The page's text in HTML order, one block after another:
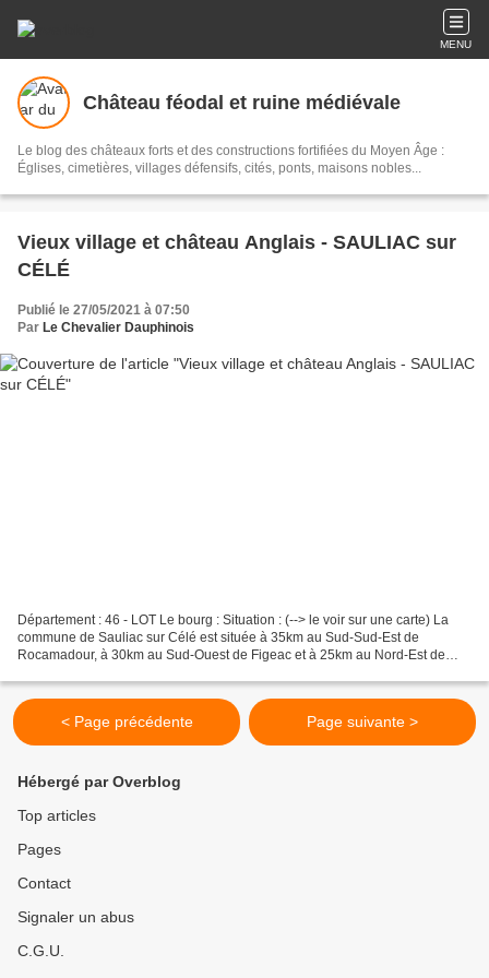
MENU
Château féodal et ruine médiévale
Le blog des châteaux forts et des constructions fortifiées du Moyen Âge :
Églises, cimetières, villages défensifs, cités, ponts, maisons nobles...
Vieux village et château Anglais - SAULIAC sur
CÉLÉ
Publié le 27/05/2021 à 07:50
Par Le Chevalier Dauphinois
Département : 46 - LOT Le bourg : Situation : (--> le voir sur une carte) La
commune de Sauliac sur Célé est située à 35km au Sud-Sud-Est de
Rocamadour, à 30km au Sud-Ouest de Figeac et à 25km au Nord-Est de
< Page précédente Page suivante >
Hébergé par Overblog
Top articles
Pages
Contact
Signaler un abus
C.G.U.